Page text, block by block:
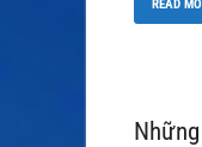
READ